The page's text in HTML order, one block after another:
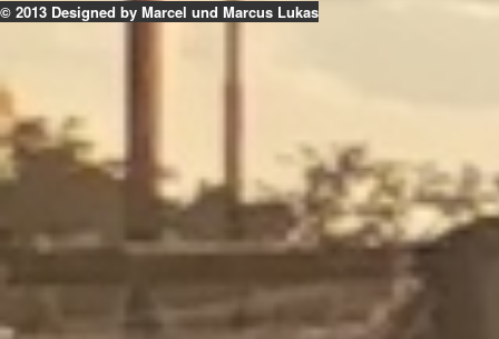
© 2013 Designed by Marcel und Marcus Lukas